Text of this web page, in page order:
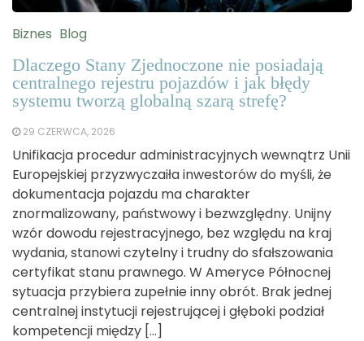
Biznes Blog
Dlaczego Stany Zjednoczone nie posiadają
centralnego rejestru pojazdów i jak błędy
systemu tworzą globalną szarą strefę?
29 CZERWCA, 2026
Unifikacja procedur administracyjnych wewnątrz Unii
Europejskiej przyzwyczaiła inwestorów do myśli, że
dokumentacja pojazdu ma charakter
znormalizowany, państwowy i bezwzględny. Unijny
wzór dowodu rejestracyjnego, bez względu na kraj
wydania, stanowi czytelny i trudny do sfałszowania
certyfikat stanu prawnego. W Ameryce Północnej
sytuacja przybiera zupełnie inny obrót. Brak jednej
centralnej instytucji rejestrującej i głęboki podział
kompetencji między […]